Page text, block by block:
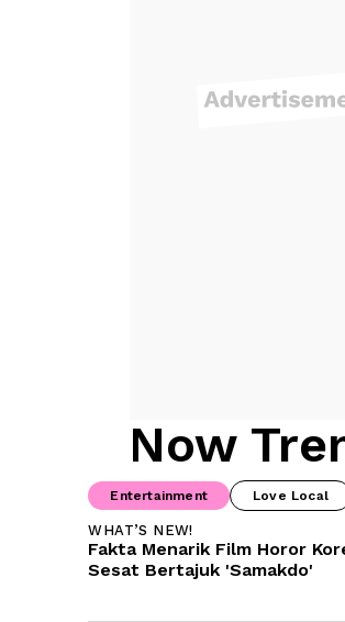
Now
Entertainment Love Local
WHAT’S NEW!
Fakta Menarik Film Horor
Sesat Bertajuk 'Samakdo'